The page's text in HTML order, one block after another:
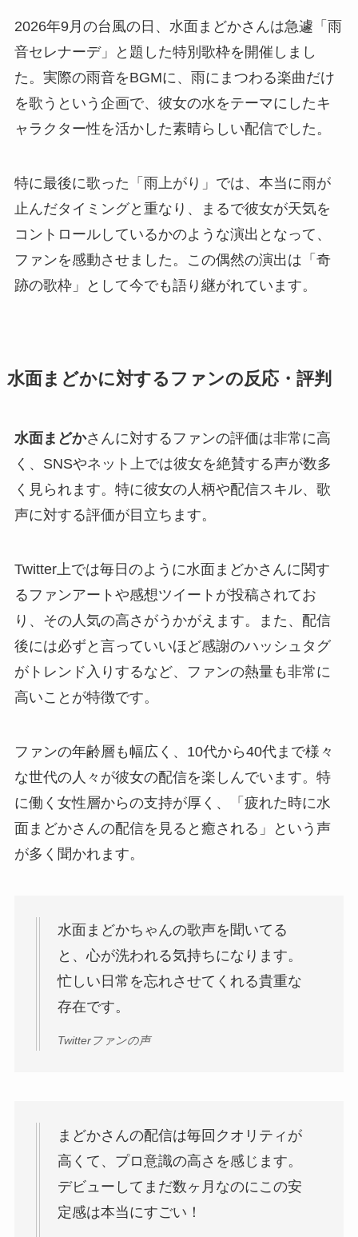
2026年9月の台風の日、水面まどかさんは急遽「雨
音セレナーデ」と題した特別歌枠を開催しまし
た。実際の雨音をBGMに、雨にまつわる楽曲だけ
を歌うという企画で、彼女の水をテーマにしたキ
ャラクター性を活かした素晴らしい配信でした。
特に最後に歌った「雨上がり」では、本当に雨が
止んだタイミングと重なり、まるで彼女が天気を
コントロールしているかのような演出となって、
ファンを感動させました。この偶然の演出は「奇
跡の歌枠」として今でも語り継がれています。
水面まどかに対するファンの反応・評判
水面まどかさんに対するファンの評価は非常に高
く、SNSやネット上では彼女を絶賛する声が数多
く見られます。特に彼女の人柄や配信スキル、歌
声に対する評価が目立ちます。
Twitter上では毎日のように水面まどかさんに関す
るファンアートや感想ツイートが投稿されてお
り、その人気の高さがうかがえます。また、配信
後には必ずと言っていいほど感謝のハッシュタグ
がトレンド入りするなど、ファンの熱量も非常に
高いことが特徴です。
ファンの年齢層も幅広く、10代から40代まで様々
な世代の人々が彼女の配信を楽しんでいます。特
に働く女性層からの支持が厚く、「疲れた時に水
面まどかさんの配信を見ると癒される」という声
が多く聞かれます。
水面まどかちゃんの歌声を聞いてる
と、心が洗われる気持ちになります。
忙しい日常を忘れさせてくれる貴重な
存在です。
Twitterファンの声
まどかさんの配信は毎回クオリティが
高くて、プロ意識の高さを感じます。
デビューしてまだ数ヶ月なのにこの安
定感は本当にすごい！